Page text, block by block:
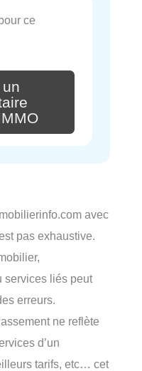
ce
avec
pas exhaustive.
services liés peut
erreurs.
ne reflète
d’un
tarifs, etc… cet